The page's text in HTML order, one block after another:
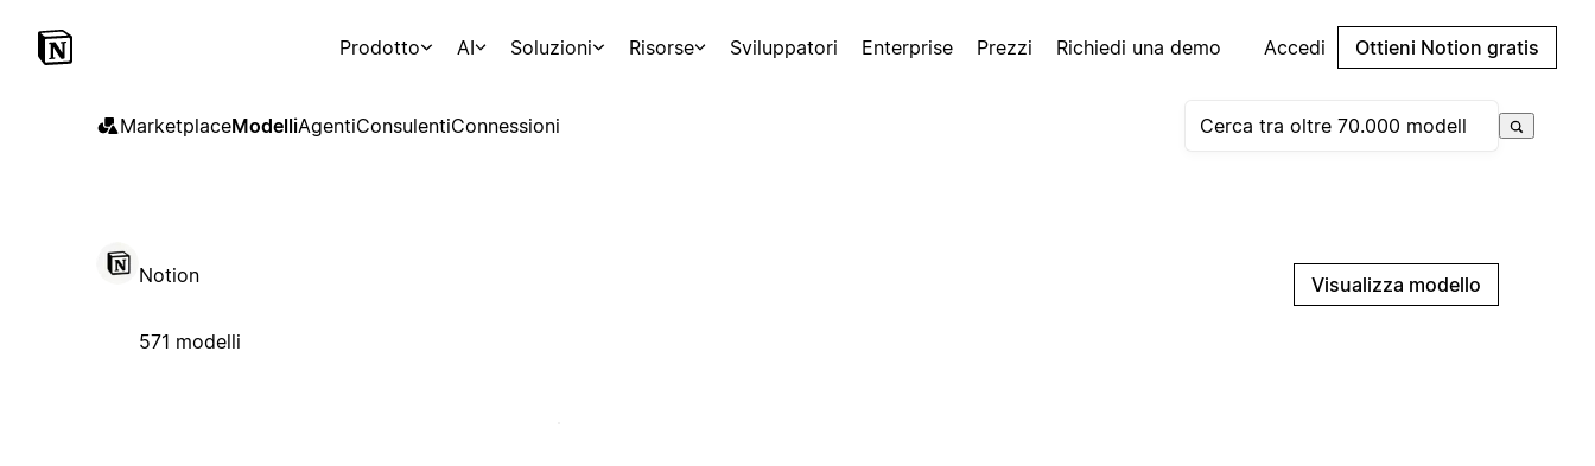
Prodotto AI Soluzioni Risorse Sviluppatori Enterprise Prezzi Richiedi una demo Accedi Ottieni Notion gratis
MarketplaceModelliAgentiConsulentiConnessioni
Notion
571 modelli
Visualizza modello